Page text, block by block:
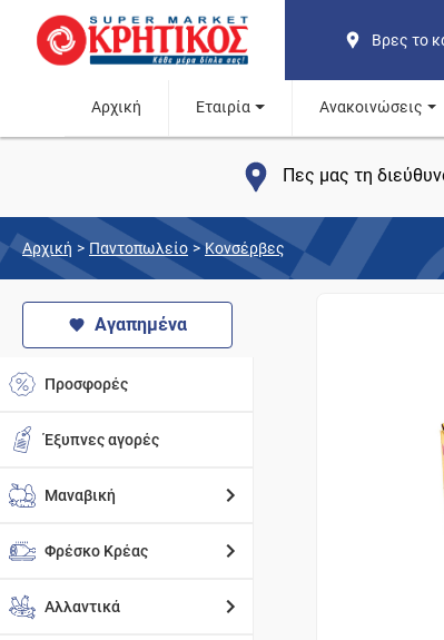
Βρες το
Αρχική Εταιρία Ανακοινώσεις
Πες μας τη
Αρχική > Παντοπωλείο > Κονσέρβες
Αγαπημένα
Προσφορές
Έξυπνες αγορές
Μαναβική
Φρέσκο Κρέας
Αλλαντικά